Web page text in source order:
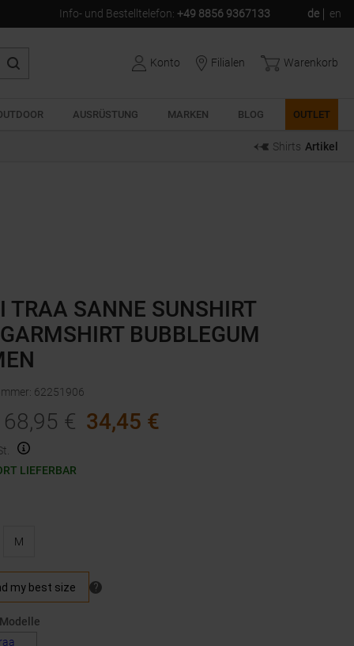
Info- und Bestelltelefon: +49 8856 9367133 de en
Konto Filialen Warenkorb
AUSRÜSTUNG MARKEN BLOG OUTLET
Shirts Artikel
TRAA SANNE SUNSHIRT
BUBBLEGUM
: 62251906
68,95 € 34,45 €
LIEFERBAR
M